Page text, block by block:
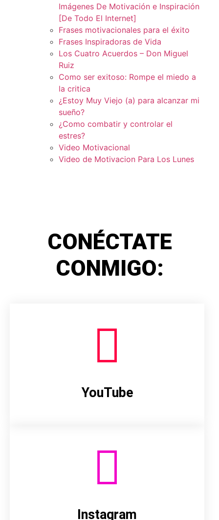
Imágenes De Motivación e Inspiración
[De Todo El Internet]
Frases motivacionales para el éxito
Frases Inspiradoras de Vida
Los Cuatro Acuerdos – Don Miguel
Ruiz
Como ser exitoso: Rompe el miedo a
la critica
¿Estoy Muy Viejo (a) para alcanzar mi
sueño?
¿Como combatir y controlar el
estres?
Video Motivacional
Video de Motivacion Para Los Lunes
CONÉCTATE
CONMIGO:
YouTube
Instagram